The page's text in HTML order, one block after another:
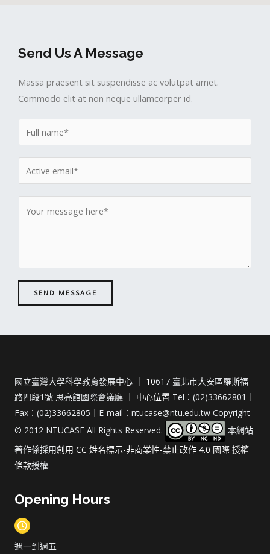
Send Us A Message
Massa praesent sit suspendisse ac volutpat amet.
Commodo elit at non neque ullamcorper id.
SEND MESSAGE
國立臺灣大學科學教育發展中心 ｜ 10617 臺北市大安區羅斯福
路四段1號 思亮館國際會議廳 ｜ 中心位置 Tel：(02)33662801｜
Fax：(02)33662805｜E-mail：ntucase@ntu.edu.tw Copyright
© 2012 NTUCASE All Rights Reserved.
本網站
著作係採用創用 CC 姓名標示-非商業性-禁止改作 4.0 國際 授權
條款授權.
Opening Hours
週一到週五